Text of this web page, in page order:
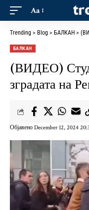
Aa
Trending > Blog > БАЛКАН >
БАЛКАН
(ВИДЕО)
зградата на
Објавено December 12, 2024